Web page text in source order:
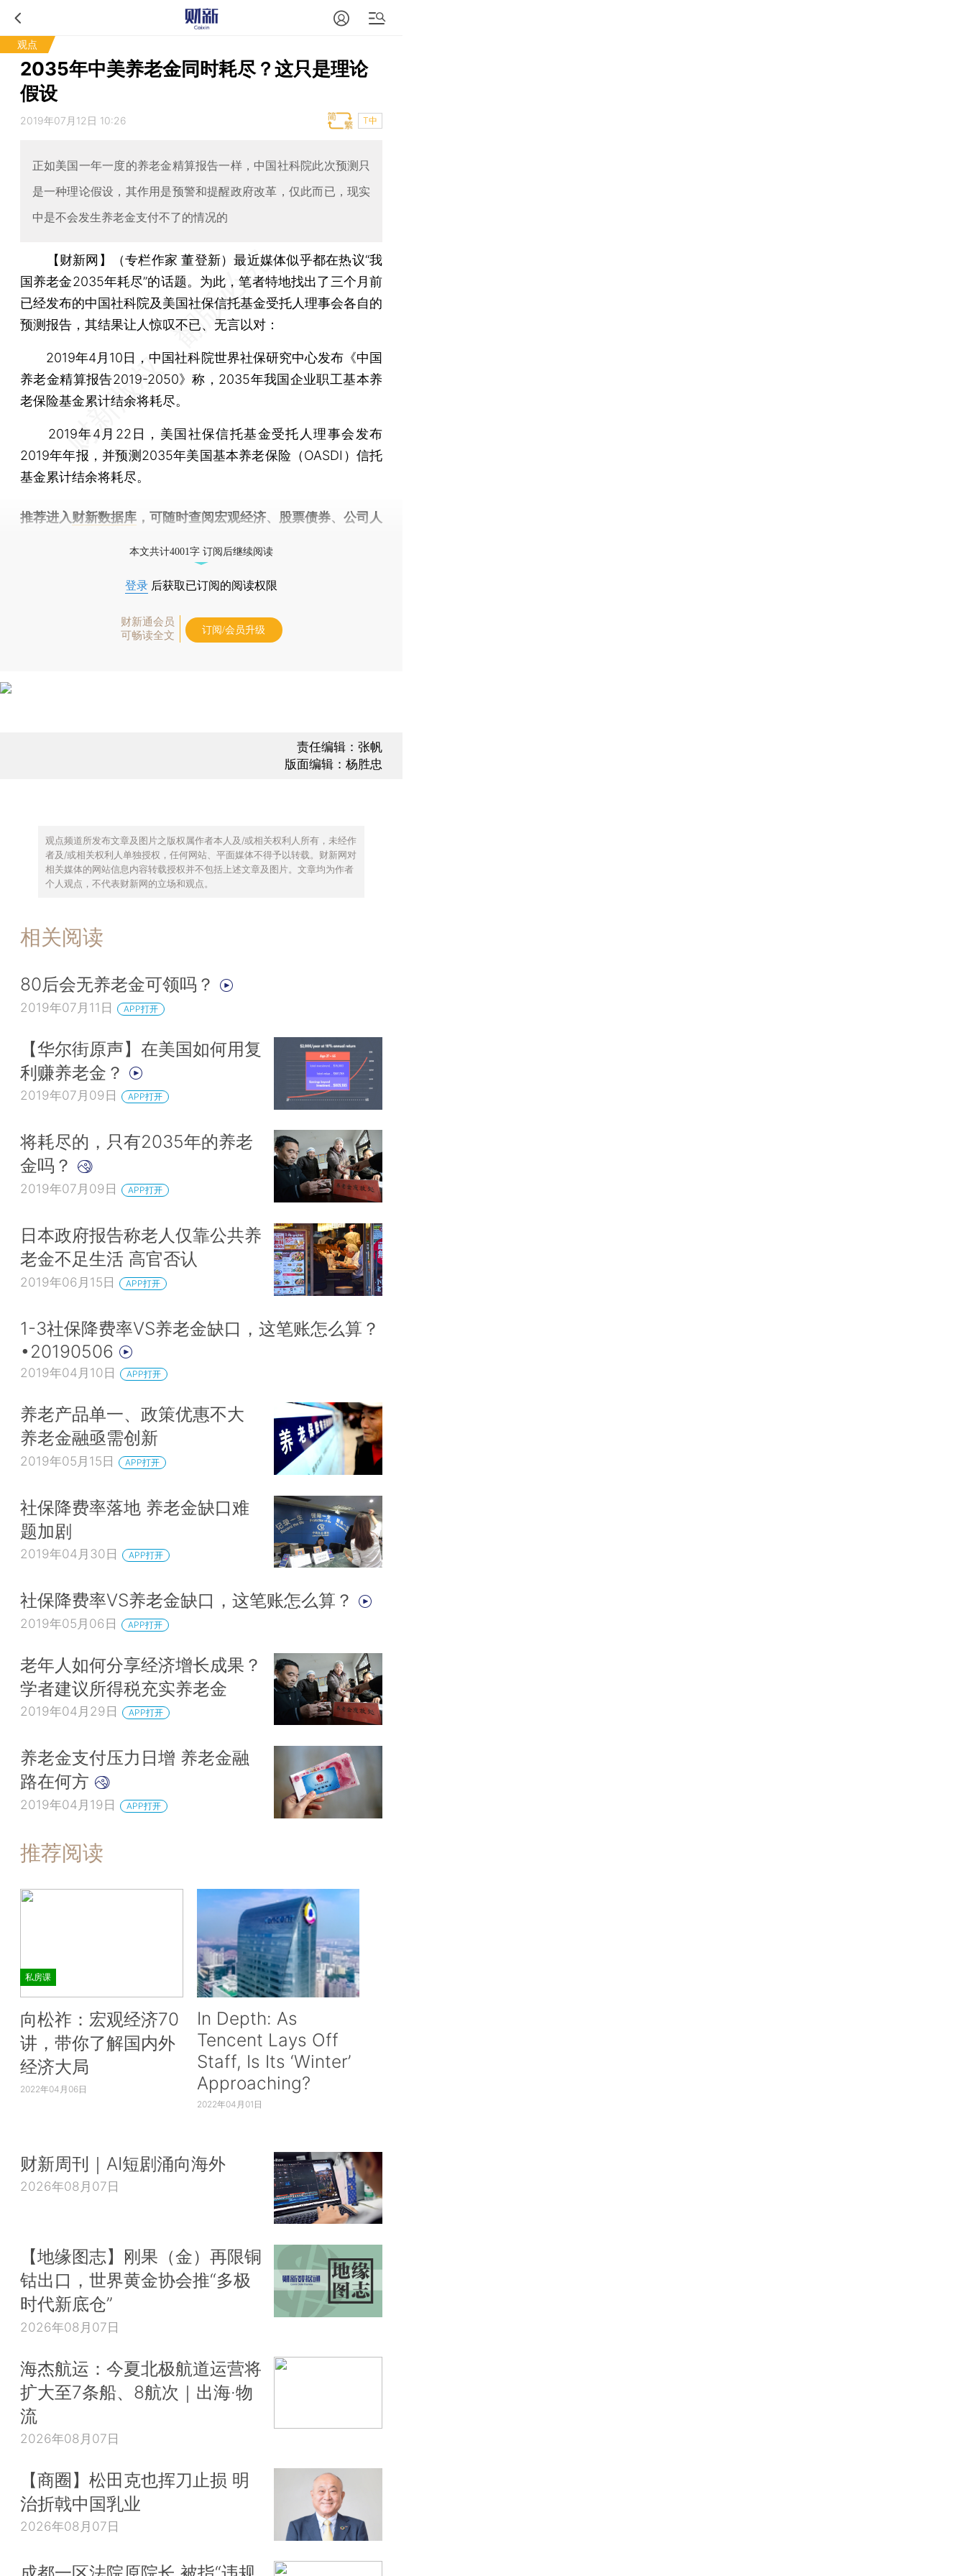
观点
2035年中美养老金同时耗尽？这只是理论
假设
2019年07月12日 10:26 T中
正如美国一年一度的养老金精算报告一样，中国社科院此次预测只
是一种理论假设，其作用是预警和提醒政府改革，仅此而已，现实
中是不会发生养老金支付不了的情况的
【财新网】（专栏作家 董登新）最近媒体似乎都在热议“我
国养老金2035年耗尽”的话题。为此，笔者特地找出了三个月前
已经发布的中国社科院及美国社保信托基金受托人理事会各自的
预测报告，其结果让人惊叹不已、无言以对：
2019年4月10日，中国社科院世界社保研究中心发布《中国
养老金精算报告2019-2050》称，2035年我国企业职工基本养
老保险基金累计结余将耗尽。
2019年4月22日，美国社保信托基金受托人理事会发布
2019年年报，并预测2035年美国基本养老保险（OASDI）信托
基金累计结余将耗尽。
推荐进入财新数据库 ，可随时查阅宏观经济、股票债券、公司人
本文共计4001字 订阅后继续阅读
登录 后获取已订阅的阅读权限
财新通会员
可畅读全文
订阅/会员升级
责任编辑：张帆
版面编辑：杨胜忠
观点频道所发布文章及图片之版权属作者本人及/或相关权利人所有，未经作
者及/或相关权利人单独授权，任何网站、平面媒体不得予以转载。财新网对
相关媒体的网站信息内容转载授权并不包括上述文章及图片。文章均为作者
个人观点，不代表财新网的立场和观点。
相关阅读
80后会无养老金可领吗？
2019年07月11日 APP打开
【华尔街原声】在美国如何用复
利赚养老金？
2019年07月09日 APP打开
将耗尽的，只有2035年的养老
金吗？
2019年07月09日 APP打开
日本政府报告称老人仅靠公共养
老金不足生活 高官否认
2019年06月15日 APP打开
1-3社保降费率VS养老金缺口，这笔账怎么算？
•20190506
2019年04月10日 APP打开
养老产品单一、政策优惠不大
养老金融亟需创新
2019年05月15日 APP打开
社保降费率落地 养老金缺口难
题加剧
2019年04月30日 APP打开
社保降费率VS养老金缺口，这笔账怎么算？
2019年05月06日 APP打开
老年人如何分享经济增长成果？
学者建议所得税充实养老金
2019年04月29日 APP打开
养老金支付压力日增 养老金融
路在何方
2019年04月19日 APP打开
推荐阅读
私房课
向松祚：宏观经济70
讲，带你了解国内外
经济大局
2022年04月06日
In Depth: As
Tencent Lays Off
Staff, Is Its ‘Winter’
Approaching?
2022年04月01日
财新周刊｜AI短剧涌向海外
2026年08月07日
【地缘图志】刚果（金）再限铜
钴出口，世界黄金协会推“多极
时代新底仓”
2026年08月07日
海杰航运：今夏北极航道运营将
扩大至7条船、8航次｜出海·物
流
2026年08月07日
【商圈】松田克也挥刀止损 明
治折戟中国乳业
2026年08月07日